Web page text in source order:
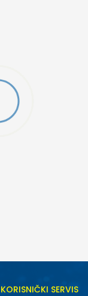
KORISNIČKI SERVIS